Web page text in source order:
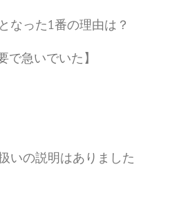
った1番の理由は？
急いでいた】
いの説明はありました